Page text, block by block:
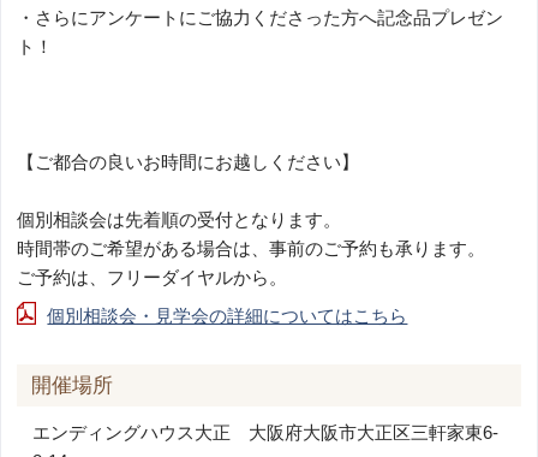
・さらにアンケートにご協力くださった方へ記念品プレゼン
ト！
【ご都合の良いお時間にお越しください】
個別相談会は先着順の受付となります。
時間帯のご希望がある場合は、事前のご予約も承ります。
ご予約は、フリーダイヤルから。
個別相談会・見学会の詳細についてはこちら
開催場所
エンディングハウス大正 大阪府大阪市大正区三軒家東6-